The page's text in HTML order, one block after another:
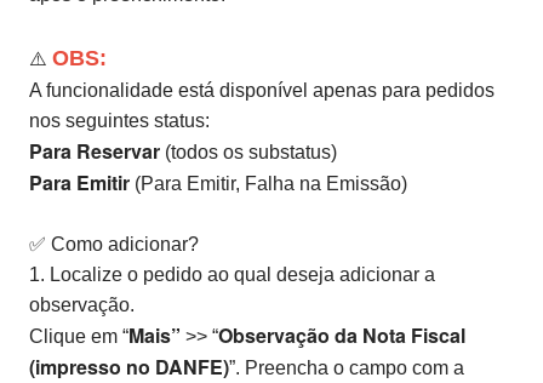
⚠️ OBS:
A funcionalidade está disponível apenas para pedidos
nos seguintes status:
Para Reservar (todos os substatus)
Para Emitir (Para Emitir, Falha na Emissão)
✅ Como adicionar?
1. Localize o pedido ao qual deseja adicionar a
observação.
Clique em “Mais” >> “Observação da Nota Fiscal
(impresso no DANFE)”. Preencha o campo com a